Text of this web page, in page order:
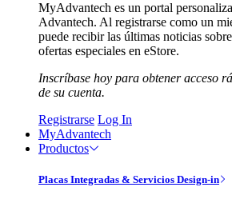
MyAdvantech es un portal
Advantech. Al registrarse como un
puede recibir las últimas noticias
ofertas especiales en eStore.
Inscríbase hoy para obtener acceso
de su cuenta.
Registrarse Log In
MyAdvantech
Productos
Placas Integradas & Servicios Design-in